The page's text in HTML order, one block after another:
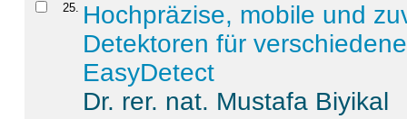
25. Hochpräzise, mobile und
Detektoren für
EasyDetect
Dr. rer. nat. Mustafa Biyikal